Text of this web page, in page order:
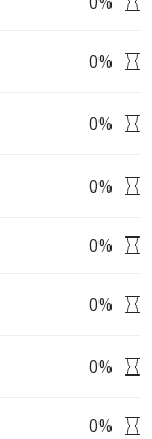
0%
0%
0%
0%
0%
0%
0%